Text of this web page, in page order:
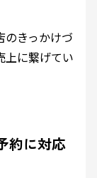
のきっかけづ
上に繋げてい
約に対応